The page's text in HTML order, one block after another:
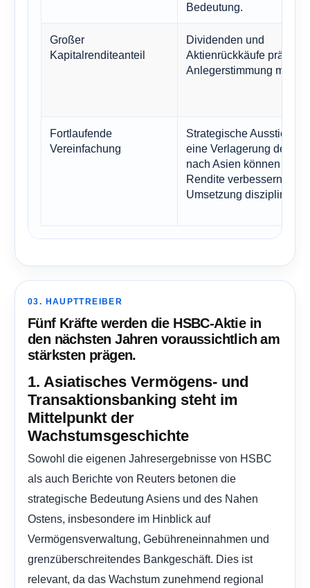
Bedeutung.
Großer
Kapitalrenditeanteil
Dividenden und
Aktienrückkäufe prägen
Anlegerstimmung
Fortlaufende
Vereinfachung
Strategische Ausstiege
eine Verlagerung des
nach Asien können die
Rendite verbessern,
Umsetzung diszipliniert
03. HAUPTTREIBER
Fünf Kräfte werden die HSBC-Aktie in
den nächsten Jahren voraussichtlich am
stärksten prägen.
1. Asiatisches Vermögens- und
Transaktionsbanking steht im
Mittelpunkt der
Wachstumsgeschichte
Sowohl die eigenen Jahresergebnisse von HSBC
als auch Berichte von Reuters betonen die
strategische Bedeutung Asiens und des Nahen
Ostens, insbesondere im Hinblick auf
Vermögensverwaltung, Gebühreneinnahmen und
grenzüberschreitendes Bankgeschäft. Dies ist
relevant, da das Wachstum zunehmend regional